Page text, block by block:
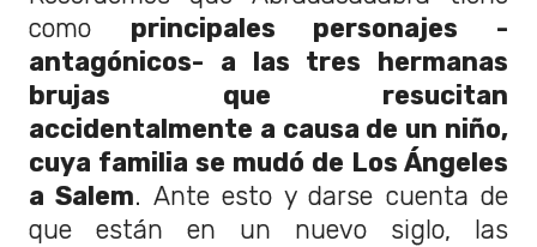
como principales personajes -
antagónicos- a las tres hermanas
brujas que resucitan
accidentalmente a causa de un niño,
cuya familia se mudó de Los Ángeles
a Salem. Ante esto y darse cuenta de
que están en un nuevo siglo, las